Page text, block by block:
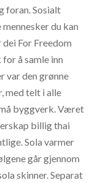
foran. Sosialt
du kan
For Freedom
å samle inn
var den grønne
med telt i alle
byggverk. Været
billig thai
Sola varmer
går gjennom
skinner. Separat